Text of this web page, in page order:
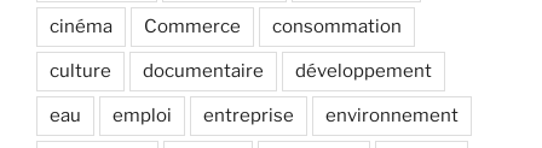
cinéma Commerce consommation
culture documentaire développement
eau emploi entreprise environnement